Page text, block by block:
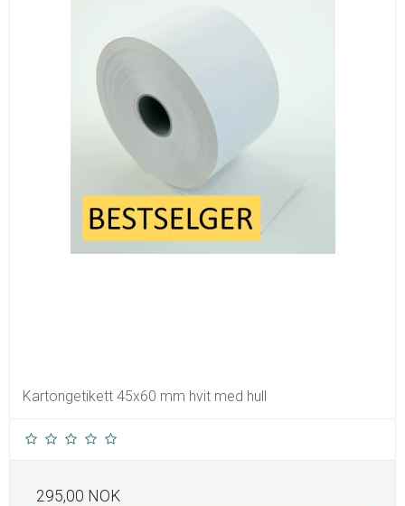
Kartongetikett 45x60 mm hvit med hull
295,00 NOK